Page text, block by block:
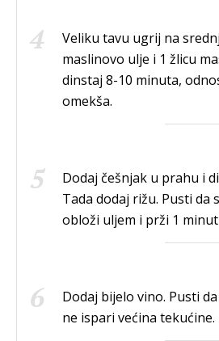
Veliku tavu ugrij na
maslinovo ulje i 1 žlicu
dinstaj 8-10 minuta,
omekša.
Dodaj češnjak u prahu i
Tada dodaj rižu. Pusti da
obloži uljem i prži 1
Dodaj bijelo vino. Pusti
ne ispari većina tekućine.